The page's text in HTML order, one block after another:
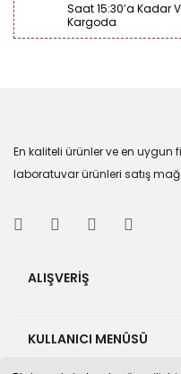
Saat 15:30’a Kadar
Kargoda
En kaliteli ürünler ve en uygun
laboratuvar ürünleri satış
ALIŞVERİŞ
KULLANICI MENÜSÜ